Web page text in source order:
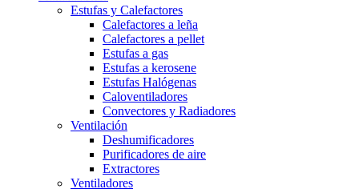
Estufas y Calefactores
Calefactores a leña
Calefactores a pellet
Estufas a gas
Estufas a kerosene
Estufas Halógenas
Caloventiladores
Convectores y Radiadores
Ventilación
Deshumificadores
Purificadores de aire
Extractores
Ventiladores